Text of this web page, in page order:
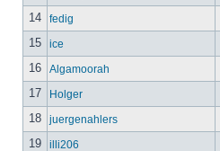
14 fedig
15 ice
16 Algamoorah
17 Holger
18 juergenahlers
19 illi206